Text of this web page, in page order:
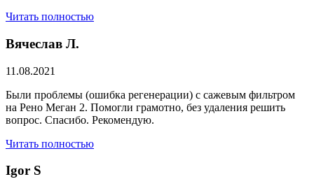
Читать полностью
Вячеслав Л.
11.08.2021
Были проблемы (ошибка регенерации) с сажевым фильтром
на Рено Меган 2. Помогли грамотно, без удаления решить
вопрос. Спасибо. Рекомендую.
Читать полностью
​Igor S